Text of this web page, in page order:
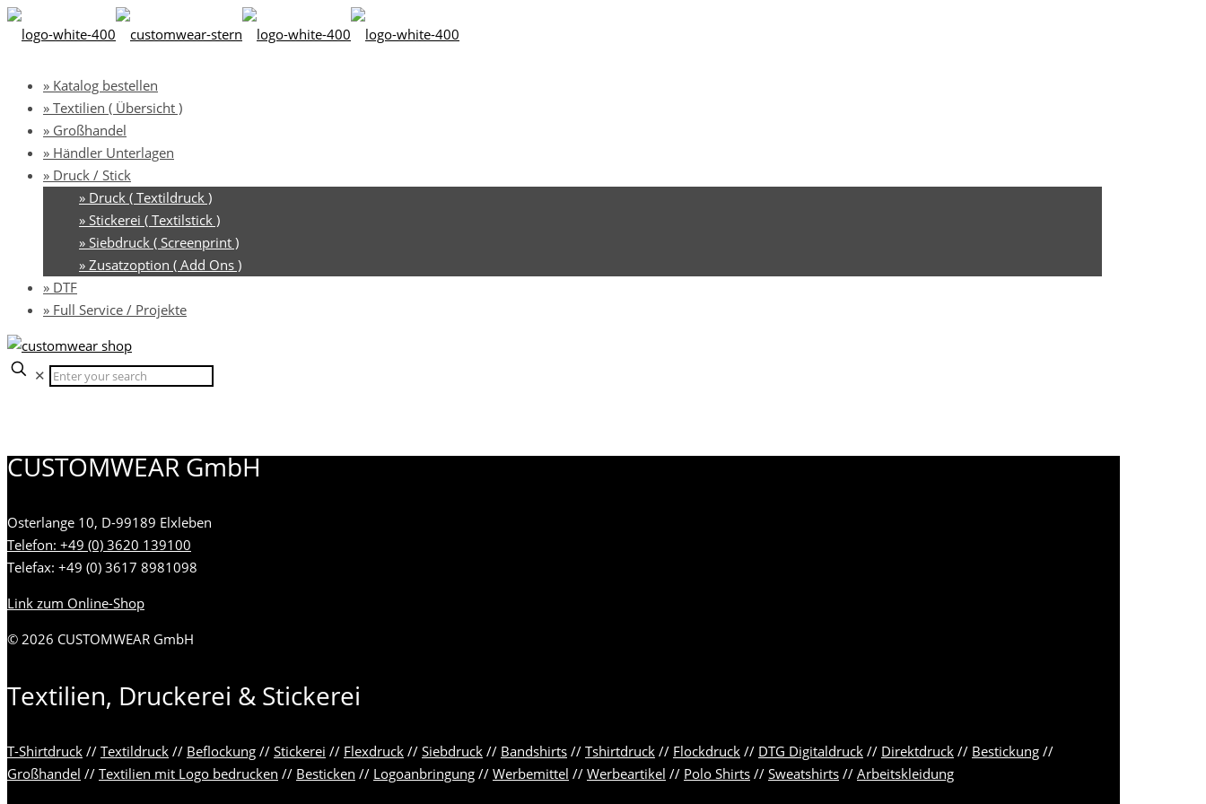
» Katalog bestellen
» Textilien ( Übersicht )
» Großhandel
» Händler Unterlagen
» Druck / Stick
» Druck ( Textildruck )
» Stickerei ( Textilstick )
» Siebdruck ( Screenprint )
» Zusatzoption ( Add Ons )
» DTF
» Full Service / Projekte
✕
CUSTOMWEAR GmbH
Osterlange 10, D-99189 Elxleben
Telefon: +49 (0) 3620 139100
Telefax: +49 (0) 3617 8981098
Link zum Online-Shop
© 2026 CUSTOMWEAR GmbH
Textilien, Druckerei & Stickerei
T-Shirtdruck // Textildruck // Beflockung // Stickerei // Flexdruck // Siebdruck // Bandshirts // Tshirtdruck // Flockdruck // DTG Digitaldruck // Direktdruck // Bestickung //
Großhandel // Textilien mit Logo bedrucken // Besticken // Logoanbringung // Werbemittel // Werbeartikel // Polo Shirts // Sweatshirts // Arbeitskleidung